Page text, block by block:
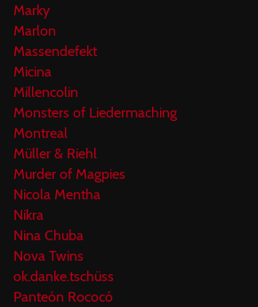
Marky
Marlon
Massendefekt
Micina
Millencolin
Monsters of Liedermaching
Montreal
Müller & Riehl
Murder of Magpies
Nicola Mentha
Nikra
Nina Chuba
Nova Twins
ok.danke.tschüss
Panteón Rococó